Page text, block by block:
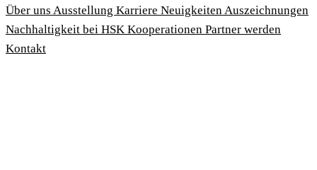
Über uns Ausstellung Karriere Neuigkeiten Auszeichnungen
Nachhaltigkeit bei HSK Kooperationen Partner werden
Kontakt